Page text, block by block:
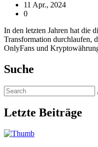
11 Apr., 2024
0
In den letzten Jahren hat die
Transformation durchlaufen,
OnlyFans und
Suche
Letzte Beiträge